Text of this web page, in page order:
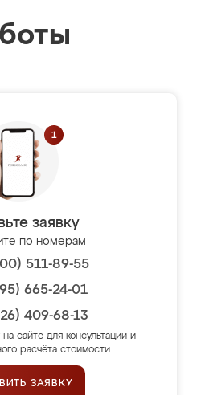
заявку
по номерам
511-89-55
665-24-01
409-68-13
на сайте для консультации и
расчёта стоимости.
ЗАЯВКУ